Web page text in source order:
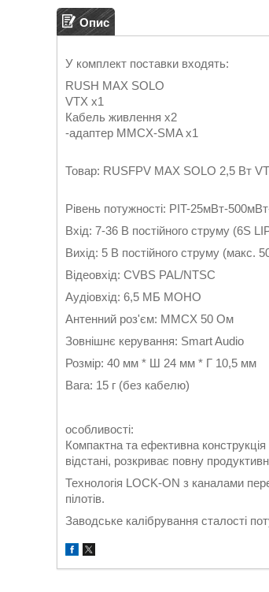
Опис
У комплект поставки входять:
RUSH MAX SOLO
VTX x1
Кабель живлення x2
-адаптер MMCX-SMA x1
Товар: RUSFPV MAX SOLO 2,5 Вт
Рівень потужності: PIT-25мВт-
Вхід: 7-36 В постійного струму (6S
Вихід: 5 В постійного струму (макс.
Відеовхід: CVBS PAL/NTSC
Аудіовхід: 6,5 МБ МОНО
Антенний роз'єм: MMCX 50 Ом
Зовнішнє керування: Smart Audio
Розмір: 40 мм * Ш 24 мм * Г 10,5 мм
Вага: 15 г (без кабелю)
особливості:
Компактна та ефективна
відстані, розкриває повну
Технологія LOCK-ON з каналами
пілотів.
Заводське калібрування сталості